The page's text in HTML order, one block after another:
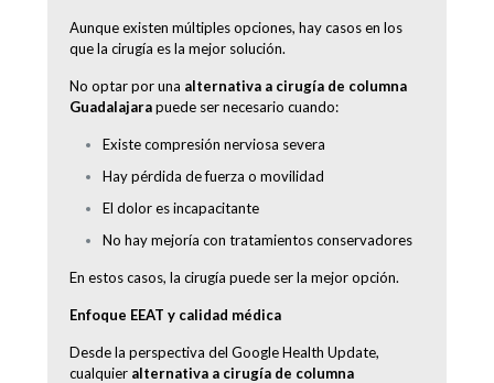
Aunque existen múltiples opciones, hay casos en los
que la cirugía es la mejor solución.
No optar por una alternativa a cirugía de columna
Guadalajarapuede ser necesario cuando:
Existe compresión nerviosa severa
Hay pérdida de fuerza o movilidad
El dolor es incapacitante
No hay mejoría con tratamientos conservadores
En estos casos, la cirugía puede ser la mejor opción.
Enfoque EEAT y calidad médica
Desde la perspectiva del Google Health Update,
cualquier alternativa a cirugía de columna